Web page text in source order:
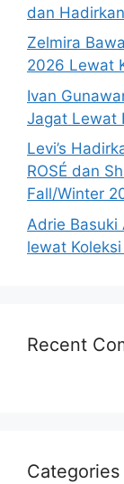
dan
Zelmira
2026 Lewat
Ivan
Jagat Lewat
Levi’s
ROSÉ dan
Fall/Winter
Adrie Basuki
lewat
Recent
Categories